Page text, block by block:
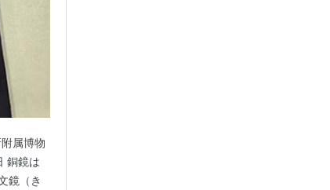
属博物
銅鏡は
鏡（き